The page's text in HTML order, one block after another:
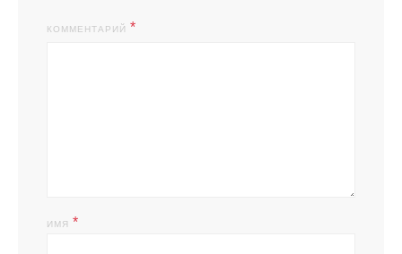
КОММЕНТАРИЙ
ИМЯ *